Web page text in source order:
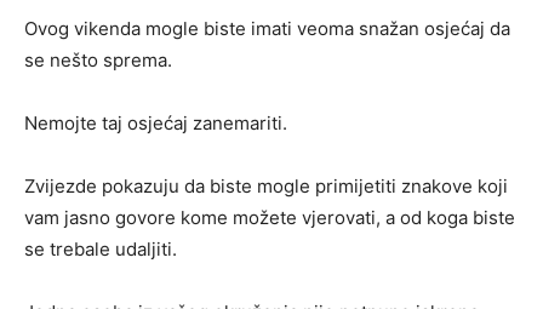
Ovog vikenda mogle biste imati veoma snažan osjećaj da
se nešto sprema.
Nemojte taj osjećaj zanemariti.
Zvijezde pokazuju da biste mogle primijetiti znakove koji
vam jasno govore kome možete vjerovati, a od koga biste
se trebale udaljiti.